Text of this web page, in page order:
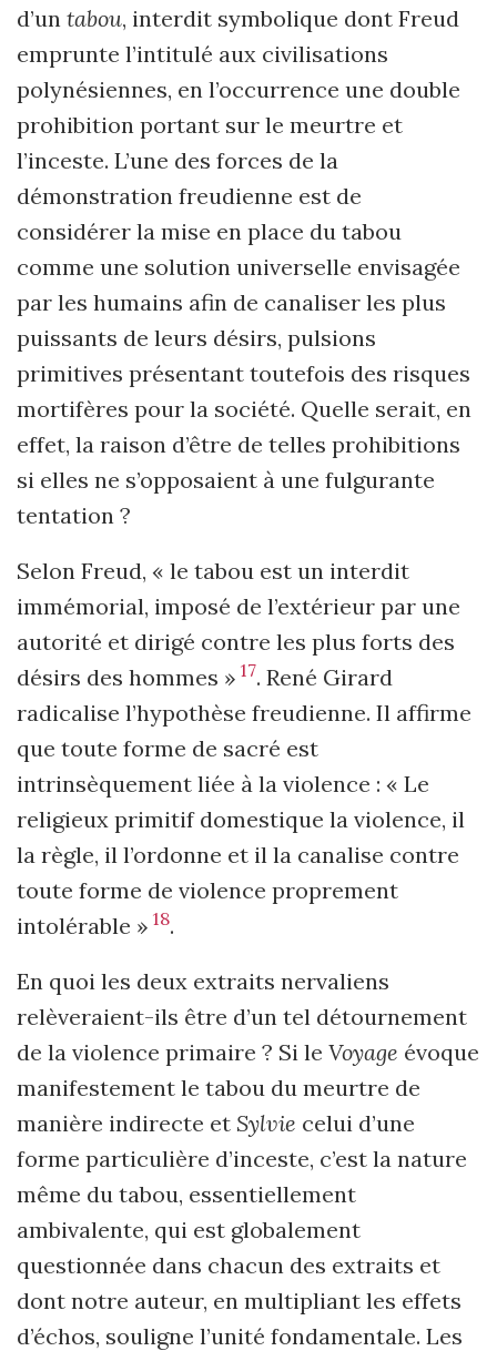
d’un tabou, interdit symbolique dont Freud
emprunte l’intitulé aux civilisations
polynésiennes, en l’occurrence une double
prohibition portant sur le meurtre et
l’inceste. L’une des forces de la
démonstration freudienne est de
considérer la mise en place du tabou
comme une solution universelle envisagée
par les humains afin de canaliser les plus
puissants de leurs désirs, pulsions
primitives présentant toutefois des risques
mortifères pour la société. Quelle serait, en
effet, la raison d’être de telles prohibitions
si elles ne s’opposaient à une fulgurante
tentation ?
Selon Freud, « le tabou est un interdit
immémorial, imposé de l’extérieur par une
autorité et dirigé contre les plus forts des
désirs des hommes » 17. René Girard
radicalise l’hypothèse freudienne. Il affirme
que toute forme de sacré est
intrinsèquement liée à la violence : « Le
religieux primitif domestique la violence, il
la règle, il l’ordonne et il la canalise contre
toute forme de violence proprement
intolérable » 18.
En quoi les deux extraits nervaliens
relèveraient-ils être d’un tel détournement
de la violence primaire ? Si le Voyage évoque
manifestement le tabou du meurtre de
manière indirecte et Sylvie celui d’une
forme particulière d’inceste, c’est la nature
même du tabou, essentiellement
ambivalente, qui est globalement
questionnée dans chacun des extraits et
dont notre auteur, en multipliant les effets
d’échos, souligne l’unité fondamentale. Les